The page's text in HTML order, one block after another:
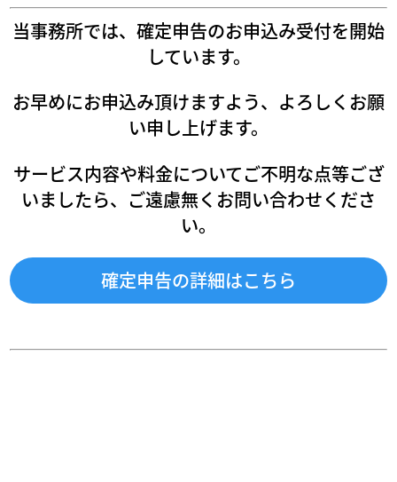
当事務所では、確定申告のお申込み受付を開始
しています。
お早めにお申込み頂けますよう、よろしくお願
い申し上げます。
サービス内容や料金についてご不明な点等ござ
いましたら、ご遠慮無くお問い合わせくださ
い。
確定申告の詳細はこちら